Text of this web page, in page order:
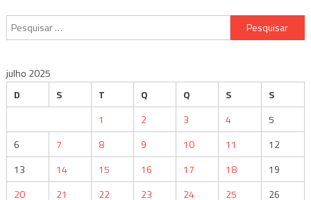
Pesquisar
por:
julho 2025
D
S T Q Q S
S
1
2 3 4
5
6
7 8 9 10 11
12
13
14 15 16 17 18
19
20
21 22 23 24 25 26